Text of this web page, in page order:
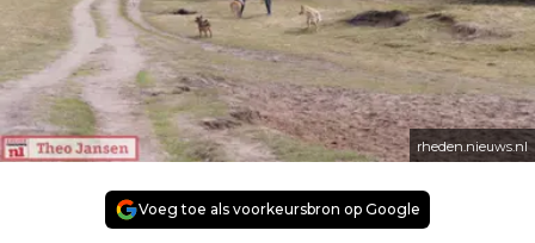
rheden.nieuws.nl
Voeg toe als voorkeursbron op Google